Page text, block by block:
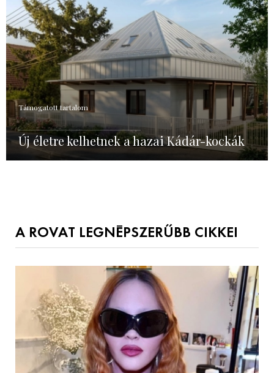
Támogatott tartalom
Új életre kelhetnek a hazai Kádár-kockák
A ROVAT LEGNÉPSZERŰBB CIKKEI